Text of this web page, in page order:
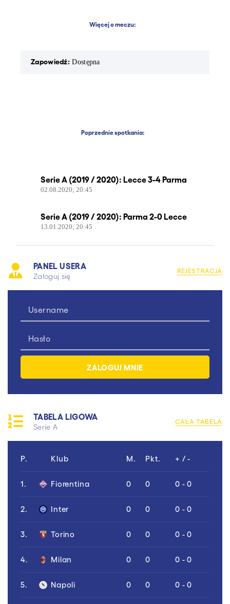
PANEL USERA
Zaloguj się
REJESTRACJA
TABELA LIGOWA
Serie A
CAŁA TABELA
P. Klub M. Pkt. + / -
1. Fiorentina 0 0 0 - 0
2. Inter 0 0 0 - 0
3. Torino 0 0 0 - 0
4. Milan 0 0 0 - 0
5. Napoli 0 0 0 - 0
Więcej o meczu:
Zapowiedź: Dostępna
Poprzednie spotkania:
Serie A (2019 / 2020): Lecce 3-4 Parma
02.08.2020; 20:45
Serie A (2019 / 2020): Parma 2-0 Lecce
13.01.2020; 20:45